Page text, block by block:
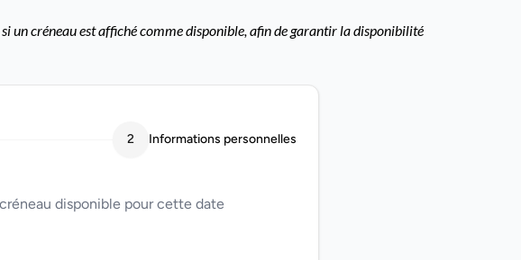
un créneau est affiché comme disponible, afin de garantir la disponibilité